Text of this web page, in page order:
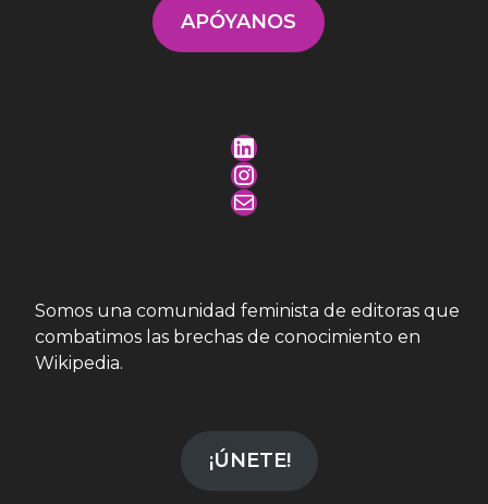
APÓYANOS
LinkedIn
Instagram
Mail
Somos una comunidad feminista de editoras que
combatimos las brechas de conocimiento en
Wikipedia.
¡ÚNETE!